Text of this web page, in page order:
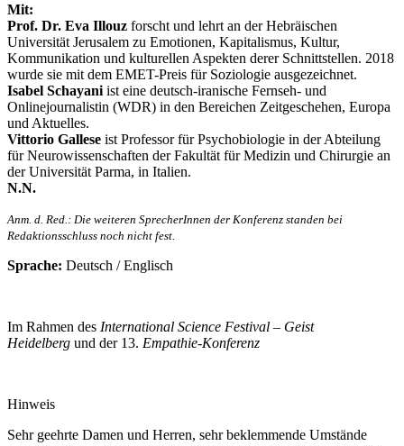
Mit:
Prof. Dr. Eva Illouz forscht und lehrt an der Hebräischen
Universität Jerusalem zu Emotionen, Kapitalismus, Kultur,
Kommunikation und kulturellen Aspekten derer Schnittstellen. 2018
wurde sie mit dem EMET-Preis für Soziologie ausgezeichnet.
Isabel Schayani ist eine deutsch-iranische Fernseh- und
Onlinejournalistin (WDR) in den Bereichen Zeitgeschehen, Europa
und Aktuelles.
Vittorio Gallese ist Professor für Psychobiologie in der Abteilung
für Neurowissenschaften der Fakultät für Medizin und Chirurgie an
der Universität Parma, in Italien.
N.N.
Anm. d. Red.: Die weiteren SprecherInnen der Konferenz standen bei
Redaktionsschluss noch nicht fest.
Sprache: Deutsch / Englisch
Im Rahmen des International Science Festival – Geist
Heidelberg und der 13. Empathie-Konferenz
Hinweis
Sehr geehrte Damen und Herren, sehr beklemmende Umstände